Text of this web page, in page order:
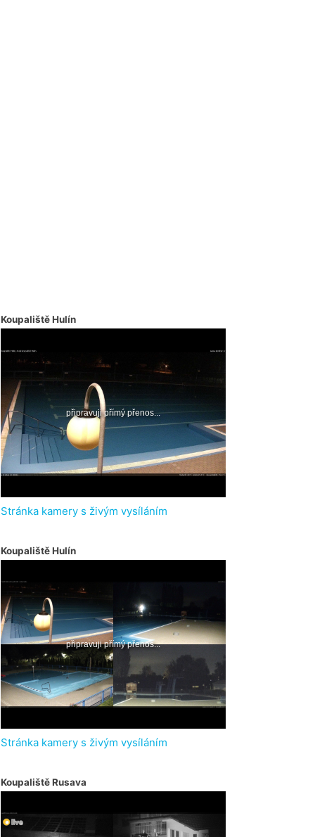
Koupaliště Hulín
Stránka kamery s živým vysíláním
Koupaliště Hulín
Stránka kamery s živým vysíláním
Koupaliště Rusava